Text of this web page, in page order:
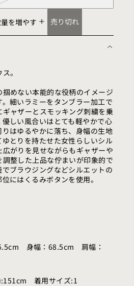
を増やす 売り切れ
。
めない本能的な役柄のイメージ
細いラミーをタンブラー加工で
ャザーとスモッキング刺繍を乗
しい風合いはとても軽やかで心
はゆるやかに落ち、身幅の生地
とりを持たせた女性らしいシル
がりを見せながらもギャザーや
整した上品な佇まいが印象的で
ブラウジングなどシルエットの
にはくるみボタンを使用。
身幅：68.5cm 肩幅：
着用サイズ:1